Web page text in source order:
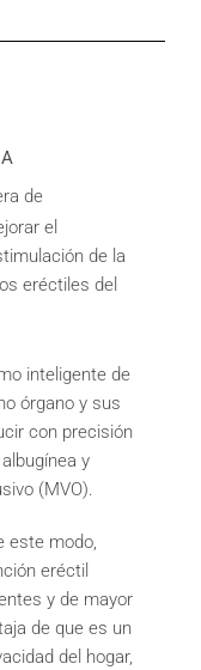
de
el
de la
eréctiles del
inteligente de
órgano y sus
con precisión
y
(MVO).
este modo,
eréctil
y de mayor
de que es un
del hogar,